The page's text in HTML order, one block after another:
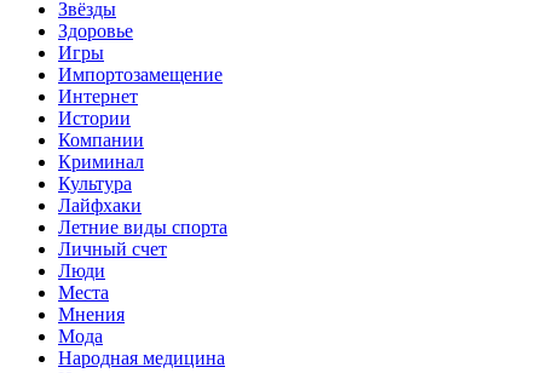
Звёзды
Здоровье
Игры
Импортозамещение
Интернет
Истории
Компании
Криминал
Культура
Лайфхаки
Летние виды спорта
Личный счет
Люди
Места
Мнения
Мода
Народная медицина